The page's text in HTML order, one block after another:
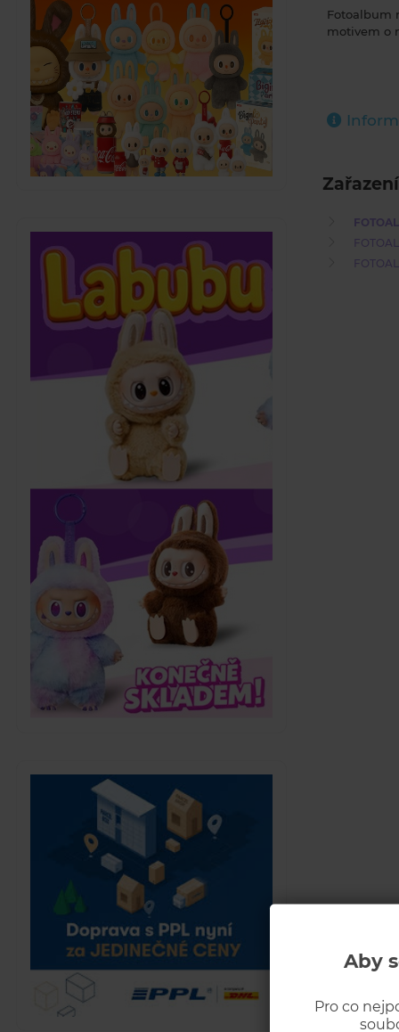
Aby
Pro co
Fotoalbum
motivem o
Zařazení